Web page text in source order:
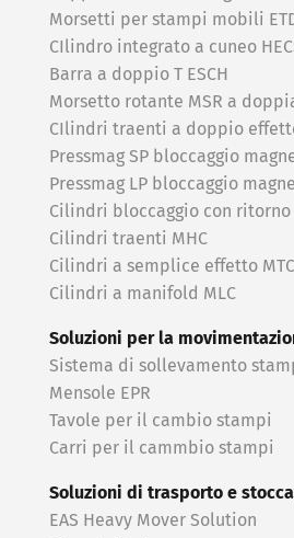
Morsetti per stampi mobili
CIlindro integrato a cuneo
Barra a doppio T ESCH
Morsetto rotante MSR a
CIlindri traenti a doppio
Pressmag SP bloccaggio
Pressmag LP bloccaggio
Cilindri bloccaggio con ritorno
Cilindri traenti MHC
Cilindri a semplice effetto MTC
Cilindri a manifold MLC
Soluzioni per la
Sistema di sollevamento
Mensole EPR
Tavole per il cambio stampi
Carri per il cammbio stampi
Soluzioni di trasporto e
EAS Heavy Mover Solution